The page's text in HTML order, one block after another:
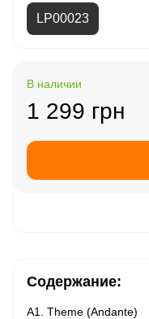
LP00023
В наличии
1 299 грн
Содержание:
A1. Theme (Andante)